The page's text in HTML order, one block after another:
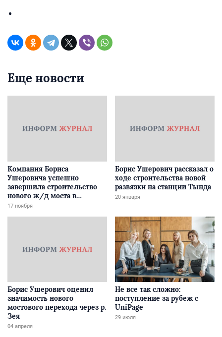
Еще новости
Компания Бориса
Ушеровича успешно
завершила строительство
нового ж/д моста в
Забайкалье
17 ноября
Борис Ушерович рассказал о
ходе строительства новой
развязки на станции Тында
20 января
Борис Ушерович оценил
значимость нового
мостового перехода через р.
Зея
04 апреля
Не все так сложно:
поступление за рубеж с
UniPage
29 июля